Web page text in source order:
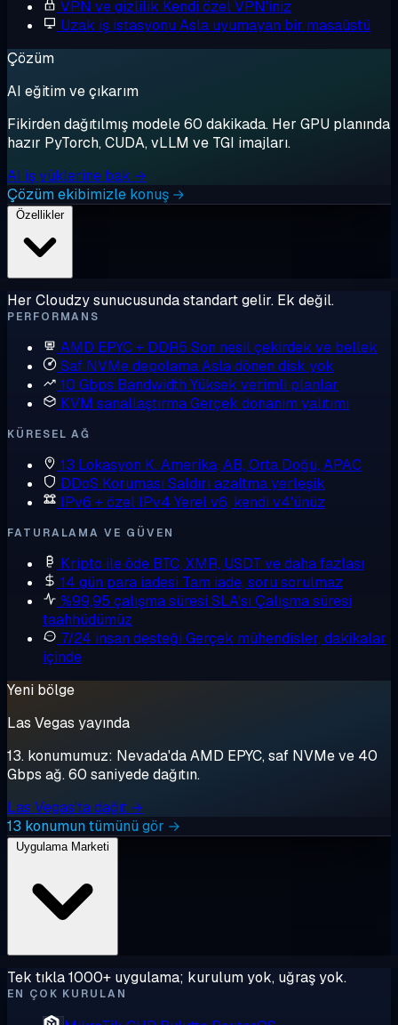
VPN ve gizlilik Kendi özel VPN'iniz
Uzak iş istasyonu Asla uyumayan bir masaüstü
Çözüm
AI eğitim ve çıkarım
Fikirden dağıtılmış modele 60 dakikada. Her GPU planında
hazır PyTorch, CUDA, vLLM ve TGI imajları.
AI iş yüklerine bak →
Çözüm ekibimizle konuş →
Özellikler
Her Cloudzy sunucusunda standart gelir. Ek değil.
PERFORMANS
AMD EPYC + DDR5 Son nesil çekirdek ve bellek
Saf NVMe depolamaAsla dönen disk yok
10 Gbps Bandwidth Yüksek verimli planlar
KVM sanallaştırmaGerçek donanım yalıtımı
KÜRESEL AĞ
13 Lokasyon K. Amerika, AB, Orta Doğu, APAC
DDoS Koruması Saldırı azaltma yerleşik
IPv6 + özel IPv4 Yerel v6, kendi v4'ünüz
FATURALAMA VE GÜVEN
Kripto ile öde BTC, XMR, USDT ve daha fazlası
14 gün para iadesi Tam iade, soru sorulmaz
%99,95 çalışma süresi SLA'sı Çalışma süresi
taahhüdümüz
7/24 insan desteği Gerçek mühendisler, dakikalar
içinde
Yeni bölge
Las Vegas yayında
13. konumumuz: Nevada'da AMD EPYC, saf NVMe ve 40
Gbps ağ. 60 saniyede dağıtın.
Las Vegas'ta dağıt →
13 konumun tümünü gör →
Tek tıkla 1000+ uygulama; kurulum yok, uğraş yok.
EN ÇOK KURULAN